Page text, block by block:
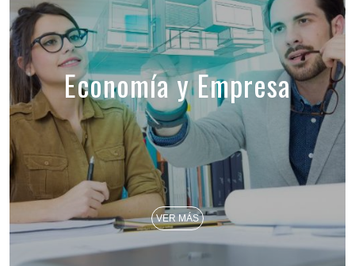
Economía y Empresa
VER MÁS